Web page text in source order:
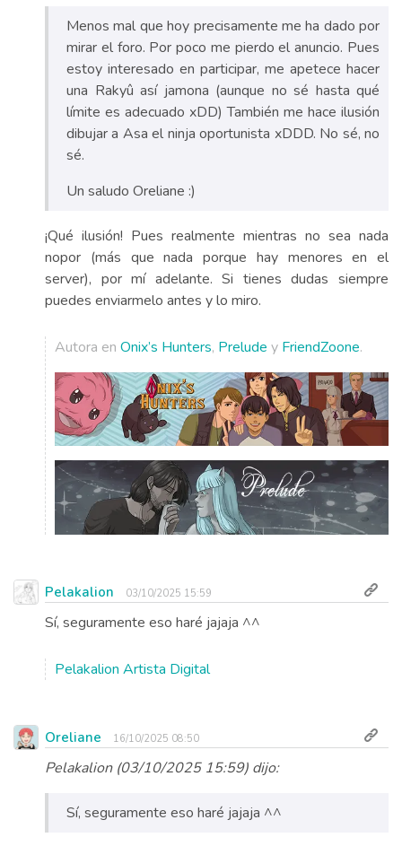
Menos mal que hoy precisamente me ha dado por
mirar el foro. Por poco me pierdo el anuncio. Pues
estoy interesado en participar, me apetece hacer
una Rakyû así jamona (aunque no sé hasta qué
límite es adecuado xDD) También me hace ilusión
dibujar a Asa el ninja oportunista xDDD. No sé, no
sé.
Un saludo Oreliane :)
¡Qué ilusión! Pues realmente mientras no sea nada
nopor (más que nada porque hay menores en el
server), por mí adelante. Si tienes dudas siempre
puedes enviarmelo antes y lo miro.
Autora en Onix’s Hunters, Prelude y FriendZoone.
Pelakalion 03/10/2025 15:59
Sí, seguramente eso haré jajaja ^^
Pelakalion Artista Digital
Oreliane 16/10/2025 08:50
Pelakalion (03/10/2025 15:59) dijo:
Sí, seguramente eso haré jajaja ^^